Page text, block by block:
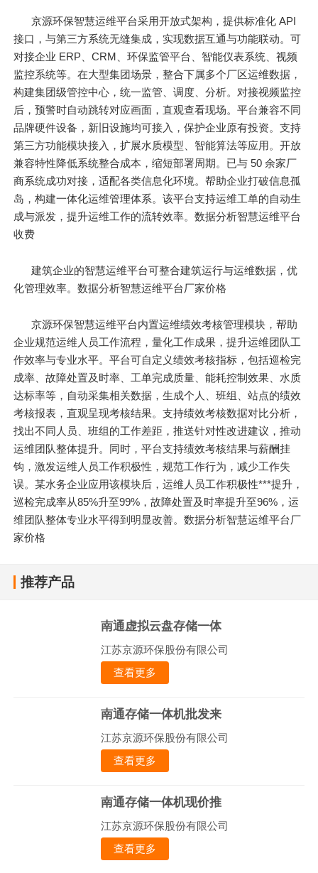
京源环保智慧运维平台采用开放式架构，提供标准化 API
接口，与第三方系统无缝集成，实现数据互通与功能联动。可
对接企业 ERP、CRM、环保监管平台、智能仪表系统、视频
监控系统等。在大型集团场景，整合下属多个厂区运维数据，
构建集团级管控中心，统一监管、调度、分析。对接视频监控
后，预警时自动跳转对应画面，直观查看现场。平台兼容不同
品牌硬件设备，新旧设施均可接入，保护企业原有投资。支持
第三方功能模块接入，扩展水质模型、智能算法等应用。开放
兼容特性降低系统整合成本，缩短部署周期。已与 50 余家厂
商系统成功对接，适配各类信息化环境。帮助企业打破信息孤
岛，构建一体化运维管理体系。该平台支持运维工单的自动生
成与派发，提升运维工作的流转效率。数据分析智慧运维平台
收费
建筑企业的智慧运维平台可整合建筑运行与运维数据，优
化管理效率。数据分析智慧运维平台厂家价格
京源环保智慧运维平台内置运维绩效考核管理模块，帮助
企业规范运维人员工作流程，量化工作成果，提升运维团队工
作效率与专业水平。平台可自定义绩效考核指标，包括巡检完
成率、故障处置及时率、工单完成质量、能耗控制效果、水质
达标率等，自动采集相关数据，生成个人、班组、站点的绩效
考核报表，直观呈现考核结果。支持绩效考核数据对比分析，
找出不同人员、班组的工作差距，推送针对性改进建议，推动
运维团队整体提升。同时，平台支持绩效考核结果与薪酬挂
钩，激发运维人员工作积极性，规范工作行为，减少工作失
误。某水务企业应用该模块后，运维人员工作积极性***提升，
巡检完成率从85%升至99%，故障处置及时率提升至96%，运
维团队整体专业水平得到明显改善。数据分析智慧运维平台厂
家价格
推荐产品
南通虚拟云盘存储一体
江苏京源环保股份有限公司
查看更多
南通存储一体机批发来
江苏京源环保股份有限公司
查看更多
南通存储一体机现价推
江苏京源环保股份有限公司
查看更多